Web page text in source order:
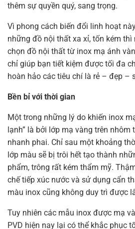
thêm sự quyền quý, sang trọng.
Vì phong cách biến đổi linh hoạt
những đồ nội thất xa xỉ, tốn kém
chọn đồ nội thất từ inox mạ ánh
chỉ giúp bạn tiết kiệm được tối đa
hoàn hảo các tiêu chí là rẻ – đẹp –
Bền bỉ với thời gian
Một trong những lý do khiến inox
lạnh” là bởi lớp mạ vàng trên nhôm
nhanh phai. Chỉ sau một khoảng
lớp màu sẽ bị trôi hết tạo thành
phẩm, trông rất kém thẩm mỹ.
chế tiếp xúc nước và sử dụng cẩn
màu inox cũng không duy trì được
Tuy nhiên các mẫu inox được mạ
PVD hiện nay lại có thể khắc phục